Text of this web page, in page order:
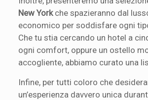
New Yorkche spazieranno dal
economico per soddisfare ogni
Che tu stia cercando un hotel a
ogni comfort, oppure un ostello
accogliente, abbiamo curato una
Infine, per tutti coloro che
un’esperienza davvero unica